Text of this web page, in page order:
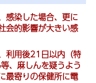
感染した場合、更に
会的影響が大きい感
利用後21日以内（特
、麻しんを疑うよう
最寄りの保健所に電